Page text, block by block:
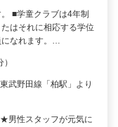
■学童クラブは4年制
はそれに相応する学位
になれます。…
武野田線「柏駅」より
男性スタッフが元気に